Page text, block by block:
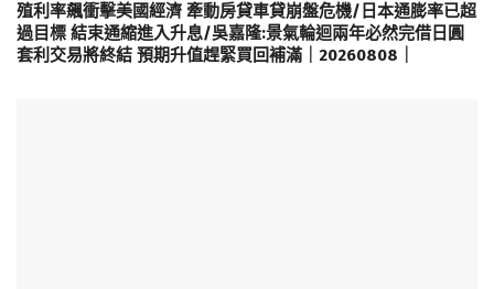
殖利率飆衝擊美國經濟 牽動房貸車貸崩盤危機/日本通膨率已超
過目標 結束通縮進入升息/吳嘉隆:景氣輪迴兩年必然完借日圓
套利交易將終結 預期升值趕緊買回補滿｜20260808｜